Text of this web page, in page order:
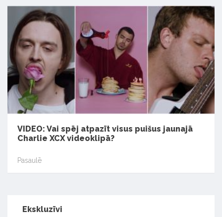
VIDEO: Vai spēj atpazīt visus puišus jaunajā
Charlie XCX videoklipā?
Pasaulē
Ekskluzīvi